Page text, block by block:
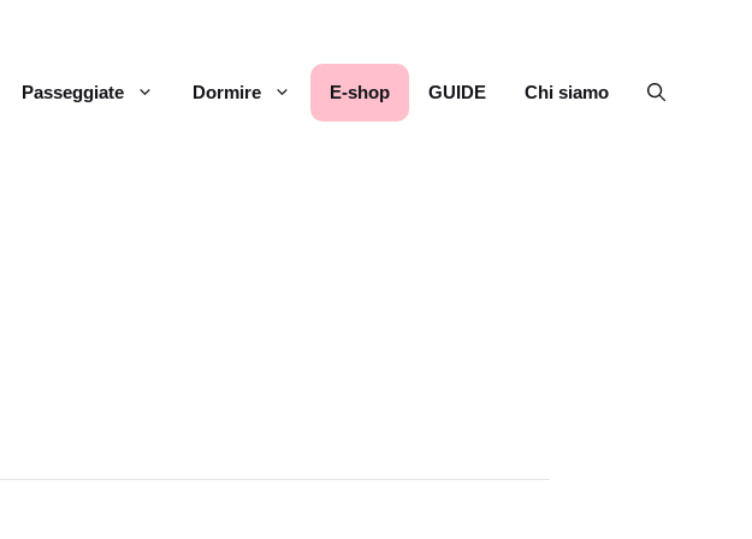
Passeggiate Dormire E-shop GUIDE Chi siamo